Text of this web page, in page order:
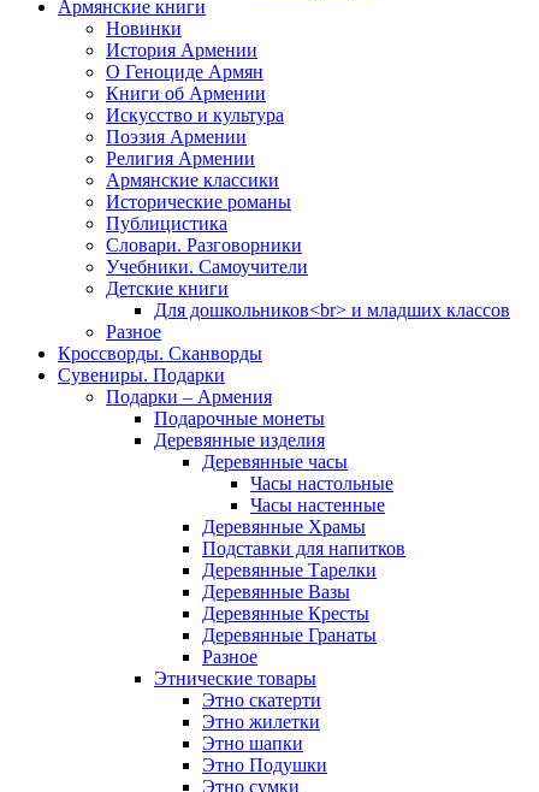
Армянские книги
Новинки
История Армении
О Геноциде Армян
Книги об Армении
Иcкусство и культура
Поэзия Армении
Религия Армении
Армянские классики
Исторические романы
Публицистика
Словари. Разговорники
Учебники. Самоучители
Детские книги
Для дошкольников<br> и младших классов
Разное
Кроссворды. Сканворды
Сувениры. Подарки
Подарки – Армения
Подарочные монеты
Деревянные изделия
Деревянные часы
Часы настольные
Часы настенные
Деревянные Храмы
Подставки для напитков
Деревянные Тарелки
Деревянные Вазы
Деревянные Кресты
Деревянные Гранаты
Разное
Этнические товары
Этно скатерти
Этно жилетки
Этно шапки
Этно Подушки
Этно сумки